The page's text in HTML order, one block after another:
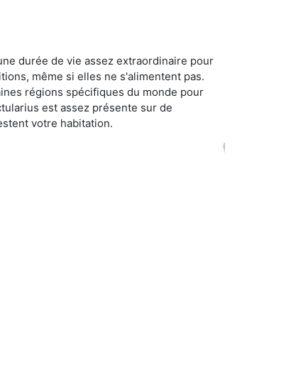
durée de vie assez extraordinaire pour
même si elles ne s'alimentent pas.
régions spécifiques du monde pour
est assez présente sur de
votre habitation.